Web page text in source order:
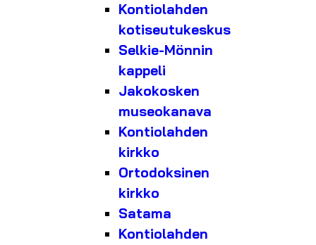
Kontiolahden
kotiseutukeskus
Selkie-Mönnin
kappeli
Jakokosken
museokanava
Kontiolahden
kirkko
Ortodoksinen
kirkko
Satama
Kontiolahden